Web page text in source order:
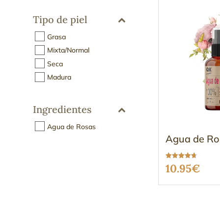
Tipo de piel
Grasa
Mixta/Normal
Seca
Madura
Ingredientes
Agua de Rosas
Agua de
Valorado
con
10.95€